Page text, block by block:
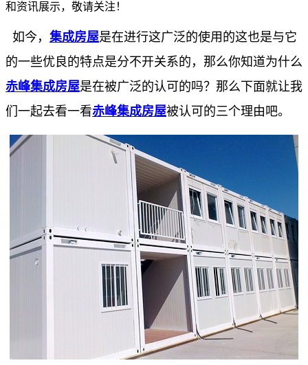
和资讯展示，敬请关注！
如今， 集成房屋是在进行这广泛的使用的这也是与它
的一些优良的特点是分不开关系的，那么你知道为什么
赤峰集成房屋是在被广泛的认可的吗？那么下面就让我
们一起去看一看赤峰集成房屋被认可的三个理由吧。